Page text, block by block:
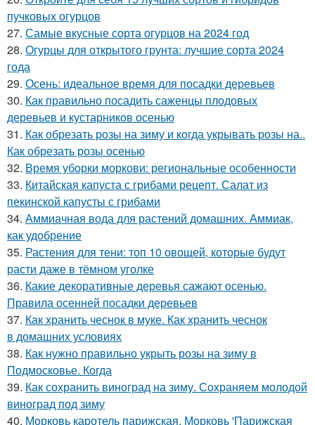
пучковых огурцов
27. Самые вкусные сорта огурцов на 2024 год
28. Огурцы для открытого грунта: лучшие сорта 2024
года
29. Осень: идеальное время для посадки деревьев
30. Как правильно посадить саженцы плодовых
деревьев и кустарников осенью
31. Как обрезать розы на зиму и когда укрывать розы на..
Как обрезать розы осенью
32. Время уборки моркови: региональные особенности
33. Китайская капуста с грибами рецепт. Салат из
пекинской капусты с грибами
34. Аммиачная вода для растений домашних. Аммиак,
как удобрение
35. Растения для тени: топ 10 овощей, которые будут
расти даже в тёмном уголке
36. Какие декоративные деревья сажают осенью.
Правила осенней посадки деревьев
37. Как хранить чеснок в муке. Как хранить чеснок
в домашних условиях
38. Как нужно правильно укрыть розы на зиму в
Подмосковье. Когда
39. Как сохранить виноград на зиму. Сохраняем молодой
виноград под зиму
40. Морковь каротель парижская. Морковь 'Парижская